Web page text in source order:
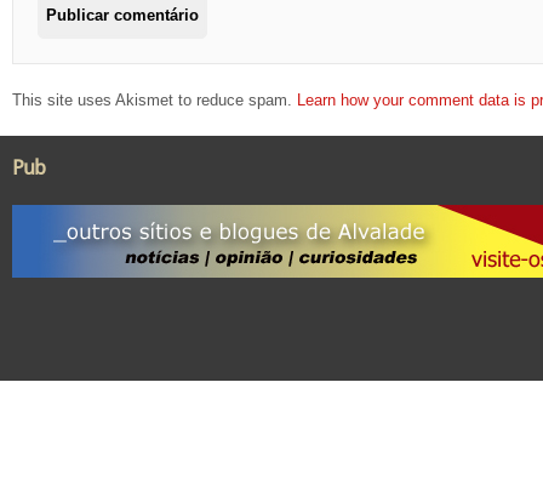
This site uses Akismet to reduce spam. Learn how your comment data is
Pub